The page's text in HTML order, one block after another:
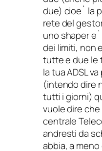
due) cioe` la
rete del
uno shaper
dei limiti, non
tutte e due le
la tua ADSL
(intendo dire
tutti i giorni)
vuole dire
centrale
andresti da
abbia, a